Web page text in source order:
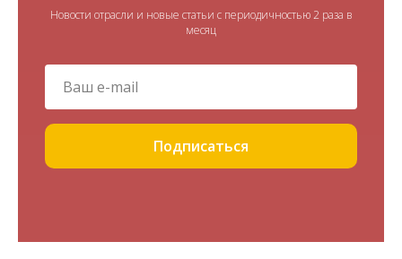
Новости отрасли и новые статьи с периодичностью 2 раза в
месяц
Подписаться